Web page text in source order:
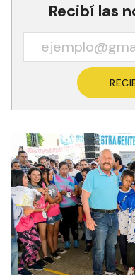
Recibí las